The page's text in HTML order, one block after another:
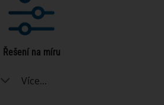
Řešení na míru
Více...